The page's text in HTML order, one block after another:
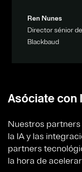
Ren Nunes
Director sénior
Blackbaud
Asóciate con
Nuestros
la IA y las
partners
la hora de